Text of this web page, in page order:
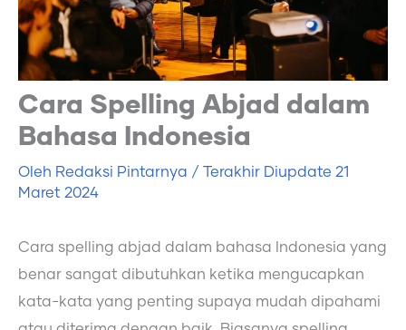
Cara Spelling Abjad dalam
Bahasa Indonesia
Oleh Redaksi Pintarnya / Terakhir Diupdate 21
Maret 2024
Cara spelling abjad dalam bahasa Indonesia yang
benar sangat dibutuhkan ketika mengucapkan
kata-kata yang penting supaya mudah dipahami